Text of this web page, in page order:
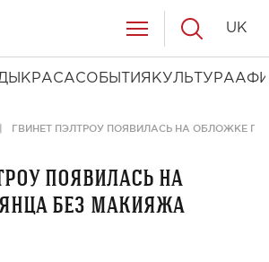
КРАСАСОБЫТИЯ КУЛЬТУРА
UK
ГВИНЕТ ПЭЛТРОУ ПОЯВИЛАСЬ НА ОБЛОЖКЕ
появилась на
без макияжа